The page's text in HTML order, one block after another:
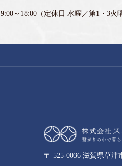
9:00～18:00 （定休日 水曜／第1・3火
〒 525-0036 滋賀県草津